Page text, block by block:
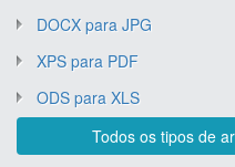
DOCX para JPG
XPS para PDF
ODS para XLS
Todos os tipos de